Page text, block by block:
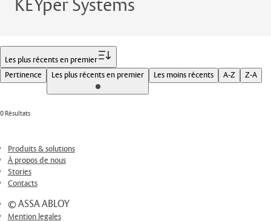
KEYper Systems
Les plus récents en premier
Pertinence
Les plus récents en premier Les moins récents A-Z Z-A
0 Résultats
Produits & solutions
À propos de nous
Stories
Contacts
© ASSA ABLOY
Mention legales